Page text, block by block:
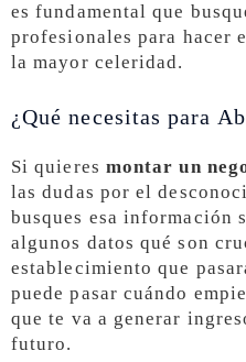
es fundamental que
profesionales para hacer
la mayor celeridad.
¿Qué necesitas para
Si quieres montar un
las dudas por el
busques esa información
algunos datos qué son
establecimiento que
puede pasar cuándo
que te va a generar
futuro.